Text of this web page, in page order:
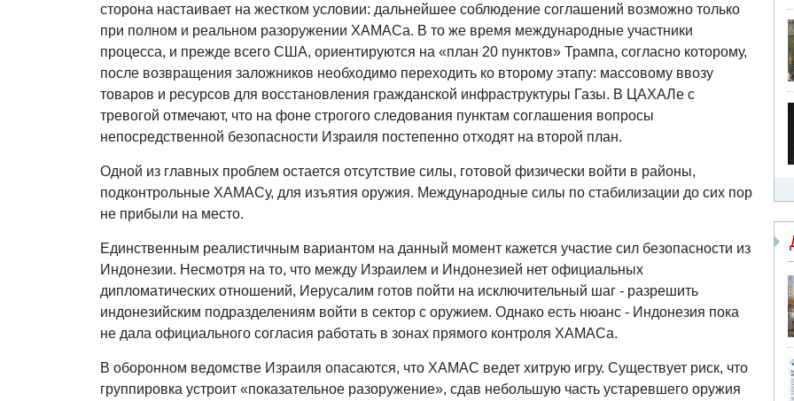
сторона настаивает на жестком условии: дальнейшее соблюдение соглашений возможно только
при полном и реальном разоружении ХАМАСа. В то же время международные участники
процесса, и прежде всего США, ориентируются на «план 20 пунктов» Трампа, согласно которому,
после возвращения заложников необходимо переходить ко второму этапу: массовому ввозу
товаров и ресурсов для восстановления гражданской инфраструктуры Газы. В ЦАХАЛе с
тревогой отмечают, что на фоне строгого следования пунктам соглашения вопросы
непосредственной безопасности Израиля постепенно отходят на второй план.
Одной из главных проблем остается отсутствие силы, готовой физически войти в районы,
подконтрольные ХАМАСу, для изъятия оружия. Международные силы по стабилизации до сих пор
не прибыли на место.
Единственным реалистичным вариантом на данный момент кажется участие сил безопасности из
Индонезии. Несмотря на то, что между Израилем и Индонезией нет официальных
дипломатических отношений, Иерусалим готов пойти на исключительный шаг - разрешить
индонезийским подразделениям войти в сектор с оружием. Однако есть нюанс - Индонезия пока
не дала официального согласия работать в зонах прямого контроля ХАМАСа.
В оборонном ведомстве Израиля опасаются, что ХАМАС ведет хитрую игру. Существует риск, что
группировка устроит «показательное разоружение», сдав небольшую часть устаревшего оружия